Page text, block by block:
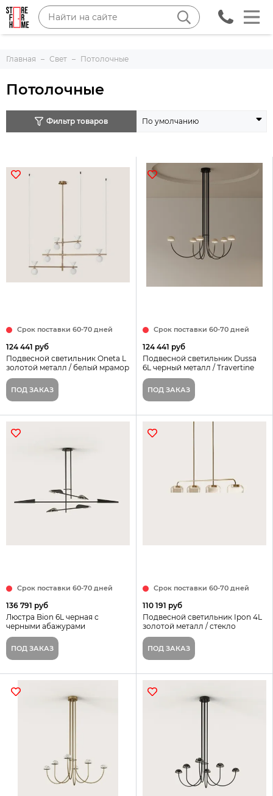
Главная Свет Потолочные
Потолочные
Фильтр товаров
Срок поставки 60-70 дней
124 441 руб
Подвесной светильник Oneta L
золотой металл / белый мрамор
ПОД ЗАКАЗ
Срок поставки 60-70 дней
124 441 руб
Подвесной светильник Dussa
6L черный металл / Travertine
ПОД ЗАКАЗ
Срок поставки 60-70 дней
136 791 руб
Люстра Bion 6L черная с
черными абажурами
ПОД ЗАКАЗ
Срок поставки 60-70 дней
110 191 руб
Подвесной светильник Ipon 4L
золотой металл / стекло
Smoked Amber
ПОД ЗАКАЗ